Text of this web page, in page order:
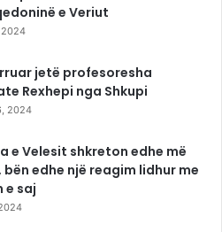
e Veriut
2024
jetë profesoresha
Rexhepi nga Shkupi
2024
e Velesit shkreton edhe më
bën edhe një reagim lidhur me
e saj